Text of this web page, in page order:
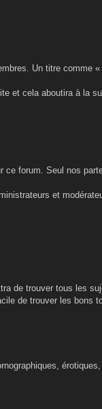
Un titre comme
et cela aboutira à la
forum. Seul nos
et
de trouver tous les
de trouver les bons